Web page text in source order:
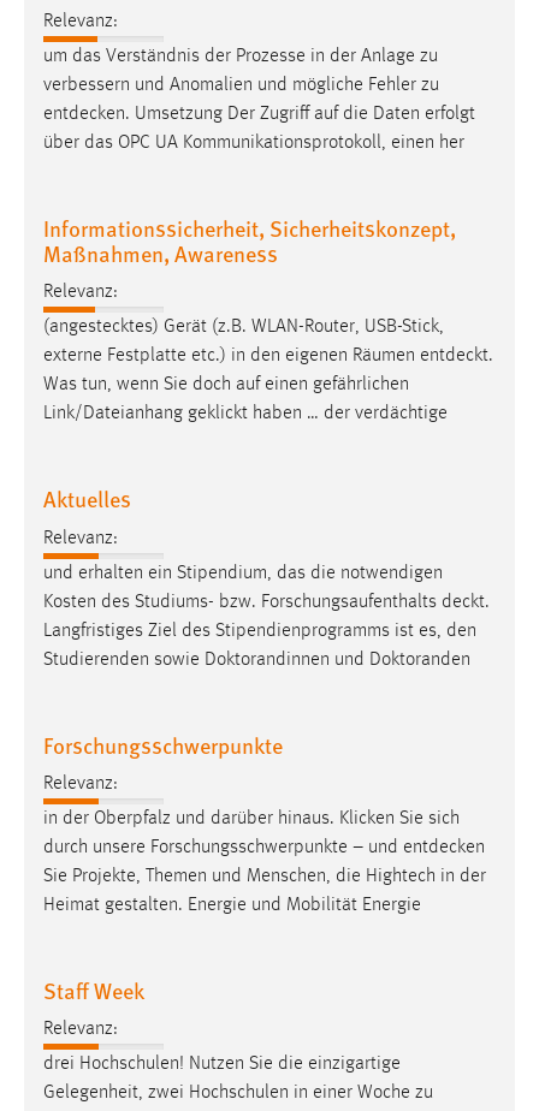
Relevanz:
um das Verständnis der Prozesse in der Anlage zu
verbessern und Anomalien und mögliche Fehler zu
entdecken. Umsetzung Der Zugriff auf die Daten erfolgt
über das OPC UA Kommunikationsprotokoll, einen her
Informationssicherheit, Sicherheitskonzept,
Maßnahmen, Awareness
Relevanz:
(angestecktes) Gerät (z.B. WLAN-Router, USB-Stick,
externe Festplatte etc.) in den eigenen Räumen entdeckt.
Was tun, wenn Sie doch auf einen gefährlichen
Link/Dateianhang geklickt haben … der verdächtige
Aktuelles
Relevanz:
und erhalten ein Stipendium, das die notwendigen
Kosten des Studiums- bzw. Forschungsaufenthalts deckt.
Langfristiges Ziel des Stipendienprogramms ist es, den
Studierenden sowie Doktorandinnen und Doktoranden
Forschungsschwerpunkte
Relevanz:
in der Oberpfalz und darüber hinaus. Klicken Sie sich
durch unsere Forschungsschwerpunkte – und entdecken
Sie Projekte, Themen und Menschen, die Hightech in der
Heimat gestalten. Energie und Mobilität Energie
Staff Week
Relevanz:
drei Hochschulen! Nutzen Sie die einzigartige
Gelegenheit, zwei Hochschulen in einer Woche zu